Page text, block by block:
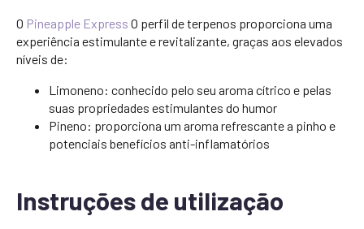
O Pineapple Express O perfil de terpenos proporciona uma
experiência estimulante e revitalizante, graças aos elevados
níveis de:
Limoneno: conhecido pelo seu aroma cítrico e pelas
suas propriedades estimulantes do humor
Pineno: proporciona um aroma refrescante a pinho e
potenciais benefícios anti-inflamatórios
Instruções de utilização